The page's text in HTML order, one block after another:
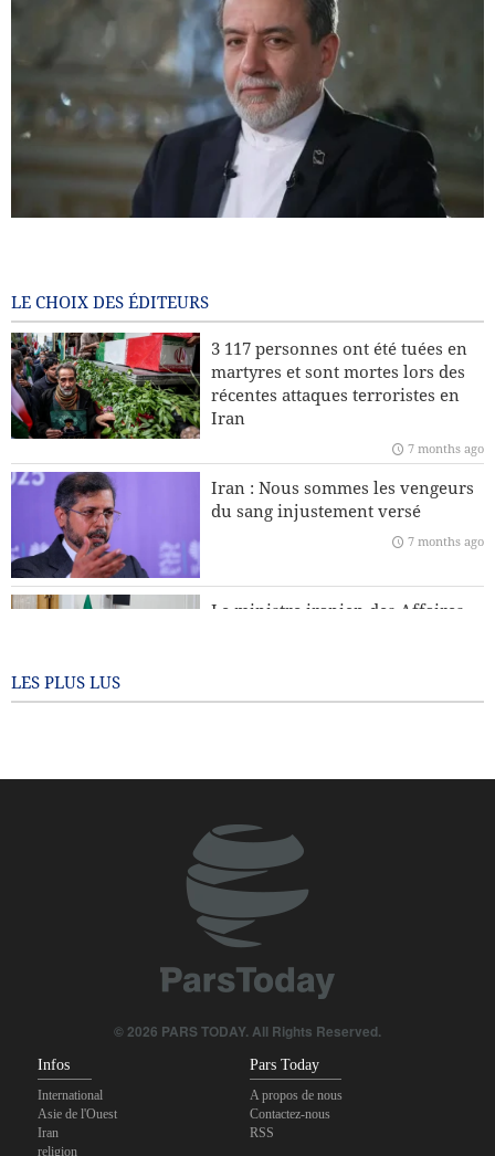
Pourquoi l’Iran insiste-t-il sur son droit à l’enrichissement
nucléaire à des fins civiles ?
Leader : La récente sédition était américaine et le président
américain en est le principal coupable
L’Europe fera-t-elle appel à l’Iran et au Yémen pour
protéger le Groenland face aux États-Unis ?
Téhéran dénonce les accusations de l’Argentine contre le
CGRI
LE CHOIX DES ÉDITEURS
3 117 personnes ont été tuées en
martyres et sont mortes lors des
récentes attaques terroristes en
Iran
7 months ago
Iran : Nous sommes les vengeurs
du sang injustement versé
7 months ago
Le ministre iranien des Affaires
LES PLUS LUS
© 2026 PARS TODAY. All Rights Reserved.
Infos
International
Asie de l'Ouest
Iran
religion
Pars Today
A propos de nous
Contactez-nous
RSS